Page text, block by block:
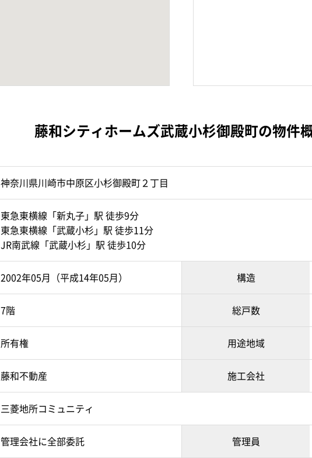
藤和シティホームズ武蔵小杉御殿町の物件
神奈川県川崎市中原区小杉御殿町２丁目
東急東横線「新丸子」駅 徒歩9分
東急東横線「武蔵小杉」駅 徒歩11分
JR南武線「武蔵小杉」駅 徒歩10分
2002年05月（平成14年05月） 構造
7階 総戸数
所有権 用途地域
藤和不動産 施工会社
三菱地所コミュニティ
管理会社に全部委託 管理員